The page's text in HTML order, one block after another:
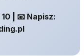
| 📧 Napisz: